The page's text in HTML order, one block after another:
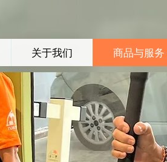
关于我们 商品与服务